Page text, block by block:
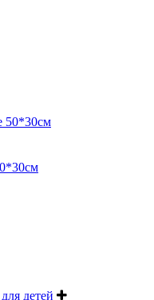
детей